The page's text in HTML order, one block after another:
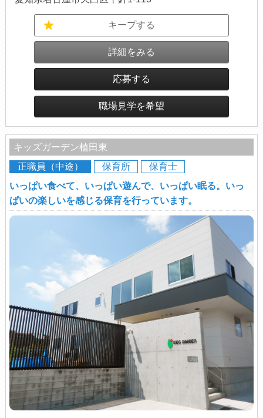
キープする
詳細をみる
応募する
職場見学を希望
キッズガーデン植田東
正職員（中途）
保育所
保育士
いっぱい食べて、いっぱい遊んで、いっぱい眠る。いっ
ぱいの楽しいを感じる保育を行っています。